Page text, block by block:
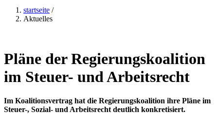
startseite /
Aktuelles
Pläne der Regierungskoalition
im Steuer- und Arbeitsrecht
Im Koalitionsvertrag hat die Regierungskoalition ihre Pläne im
Steuer-, Sozial- und Arbeitsrecht deutlich konkretisiert.